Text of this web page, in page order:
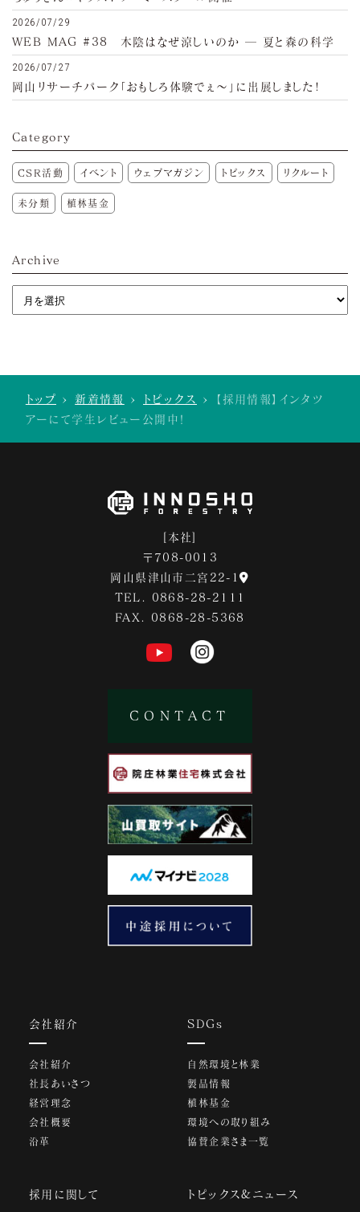
2026/07/29
WEB MAG #38 木陰はなぜ涼しいのか ─ 夏と森の科学
2026/07/27
岡山リサーチパーク「おもしろ体験でぇ～」に出展しました!
Category
CSR活動 イベント ウェブマガジン トピックス リクルート
未分類 植林基金
Archive
トップ >新着情報 > トピックス >
【採用情報】インタツ
アーにて学生レビュー公開中！
[本社]
〒708-0013
岡山県津山市二宮22-1
TEL. 0868-28-2111
FAX. 0868-28-5368
CONTACT
会社紹介
会社紹介
社長あいさつ
経営理念
会社概要
沿革
SDGs
自然環境と林業
製品情報
植林基金
環境への取り組み
協賛企業さま一覧
採用に関して トピックス&ニュース